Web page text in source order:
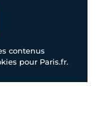
contenus
pour Paris.fr.